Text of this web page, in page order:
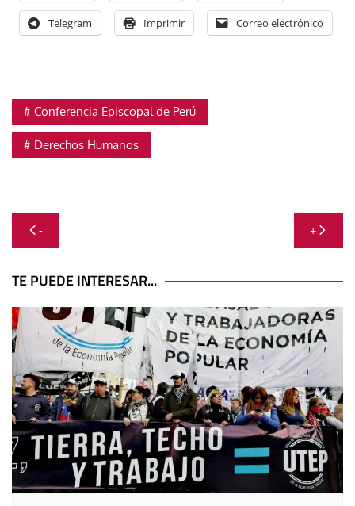
Telegram Imprimir Correo electrónico
Conferencia Episcopal de Perú
Derechos Humanos
Navegación
de
entradas
- +
TE PUEDE INTERESAR...